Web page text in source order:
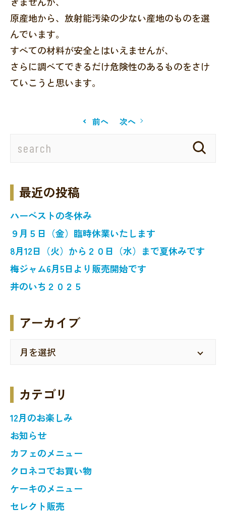
原産地から、放射能汚染の少ない産地のものを選
んでいます。
すべての材料が安全とはいえませんが、
さらに調べてできるだけ危険性のあるものをさけ
ていこうと思います。
前へ 次へ
最近の投稿
ハーベストの冬休み
９月５日（金）臨時休業いたします
8月12日（火）から２０日（水）まで夏休みです
梅ジャム6月5日より販売開始です
井のいち２０２５
アーカイブ
カテゴリ
12月のお楽しみ
お知らせ
カフェのメニュー
クロネコでお買い物
ケーキのメニュー
セレクト販売